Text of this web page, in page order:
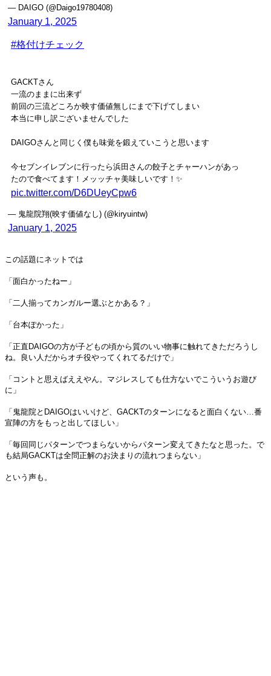
— DAIGO (@Daigo19780408)
January 1, 2025
#格付けチェック
GACKTさん
一流のままに出来ず
前回の三流どころか映す価値無しにまで下げてしまい
本当に申し訳ございませんでした
DAIGOさんと同じく僕も味覚を鍛えていこうと思います
今セブンイレブンに行ったら浜田さんの餃子とチャーハンがあっ
たので食べてます！メッッチャ美味しいです！✨
pic.twitter.com/D6DUeyCpw6
— 鬼龍院翔(映す価値なし) (@kiryuintw)
January 1, 2025
この話題にネットでは
「面白かったねー」
「二人揃ってカンガルー選ぶとかある？」
「台本ぽかった」
「正直DAIGOの方が子どもの頃から質のいい物事に触れてきただろうし
ね。良い人だからオチ役やってくれてるだけで」
「コントと思えばええやん。マジレスしても仕方ないでこういうお遊び
に」
「鬼龍院とDAIGOはいいけど、GACKTのターンになると面白くない…番
宣陣の方をもっと出してほしい」
「毎回同じパターンでつまらないからパターン変えてきたなと思った。で
も結局GACKTは全問正解のお決まりの流れつまらない」
という声も。